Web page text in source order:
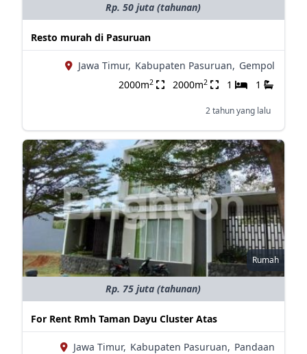
Rp. 50 juta (tahunan)
Resto murah di Pasuruan
Jawa Timur, Kabupaten Pasuruan, Gempol
2000m2 2000m2 1 1
2 tahun yang lalu
Rumah
Rp. 75 juta (tahunan)
For Rent Rmh Taman Dayu Cluster Atas
Jawa Timur, Kabupaten Pasuruan, Pandaan